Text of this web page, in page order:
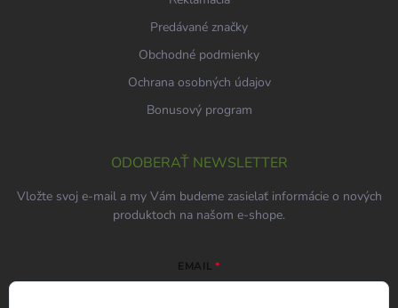
Predávané značky
Obchodné podmienky
Ochrana osobných údajov
Bonusový program
ODOBERAŤ NEWSLETTER
Vložte svoj e-mail a my Vám budeme zasielať informácie o nových
produktoch na našom e-shope.
EMAIL